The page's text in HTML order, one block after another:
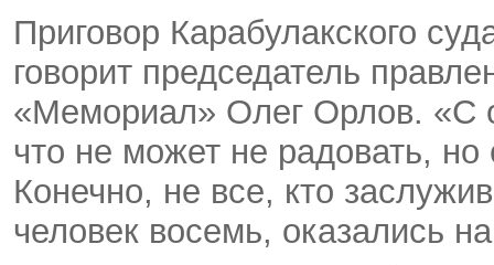
Приговор Карабулакского
говорит председатель
«Мемориал» Олег Орлов. «С
что не может не радовать,
Конечно, не все, кто
человек восемь, оказались